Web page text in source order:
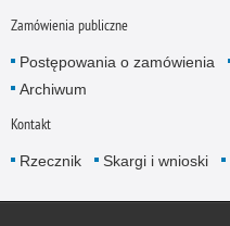
Zamówienia publiczne
Postępowania o zamówienia
Archiwum
Kontakt
Rzecznik Skargi i wnioski